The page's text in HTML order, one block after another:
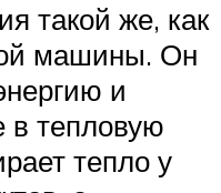
такой же, как
машины. Он
и
в тепловую
тепло у